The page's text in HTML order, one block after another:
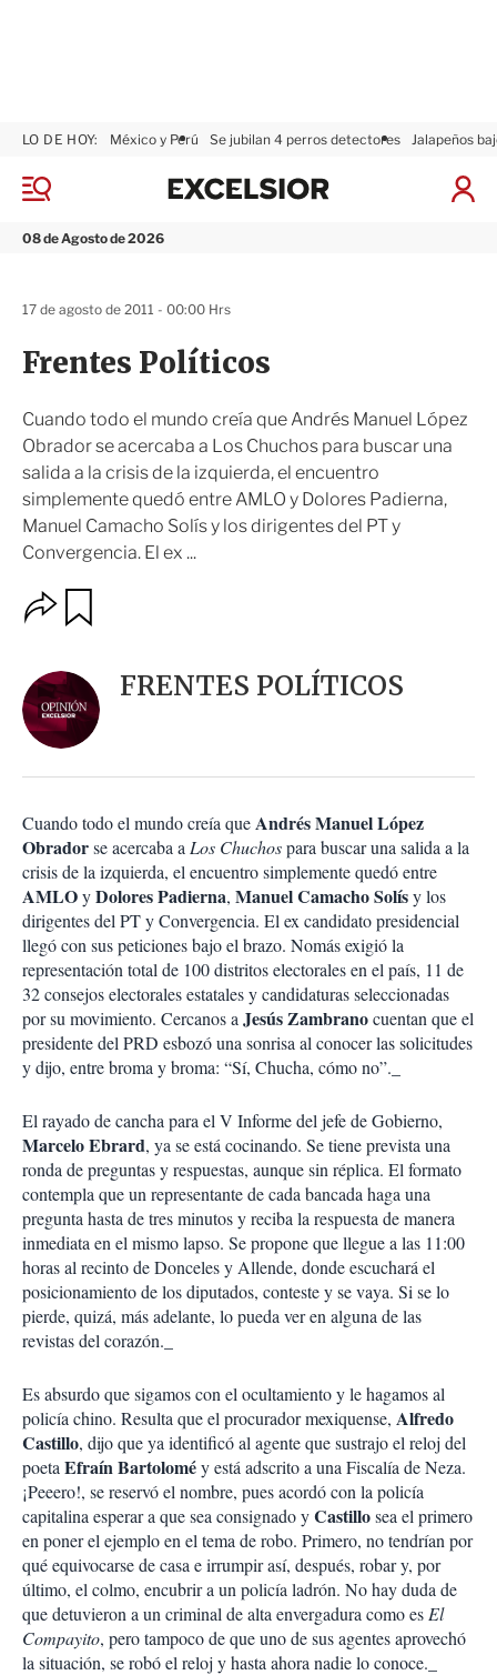
M
n
08 de Agosto de 2026
LO DE HOY: México y Perú Se jubilan 4 perros detectores Jalapeños
I
ó
x
Frentes Políticos
Cuando todo el mundo creía que Andrés Manuel López
Obrador se acercaba a Los Chuchos para buscar una
salida a la crisis de la izquierda, el encuentro
simplemente quedó entre AMLO y Dolores Padierna,
Manuel Camacho Solís y los dirigentes del PT y
Convergencia. El ex ...
17 de agosto de 2011 - 00:00 Hrs
O
p
o
n
e
s
o
m
p
a
r
i
r
a
r
FRENTES POLÍTICOS
Cuando todo el mundo creía queAndrés Manuel López
Obradorse acercaba a Los Chuchospara buscar una salida a la
crisis de la izquierda, el encuentro simplemente quedó entre
AMLOyDolores Padierna, Manuel Camacho Solísy los
dirigentes del PT y Convergencia. El ex candidato presidencial
llegó con sus peticiones bajo el brazo. Nomás exigió la
representación total de 100 distritos electorales en el país, 11 de
32 consejos electorales estatales y candidaturas seleccionadas
por su movimiento. Cercanos a Jesús Zambranocuentan que el
presidente del PRD esbozó una sonrisa al conocer las solicitudes
y dijo, entre broma y broma: “Sí, Chucha, cómo no”._
El rayado de cancha para el V Informe del jefe de Gobierno,
Marcelo Ebrard, ya se está cocinando. Se tiene prevista una
ronda de preguntas y respuestas, aunque sin réplica. El formato
contempla que un representante de cada bancada haga una
pregunta hasta de tres minutos y reciba la respuesta de manera
inmediata en el mismo lapso. Se propone que llegue a las 11:00
horas al recinto de Donceles y Allende, donde escuchará el
posicionamiento de los diputados, conteste y se vaya. Si se lo
pierde, quizá, más adelante, lo pueda ver en alguna de las
revistas del corazón._
Es absurdo que sigamos con el ocultamiento y le hagamos al
policía chino. Resulta que el procurador mexiquense, Alfredo
Castillo, dijo que ya identificó al agente que sustrajo el reloj del
poeta Efraín Bartoloméy está adscrito a una Fiscalía de Neza.
¡Peeero!, se reservó el nombre, pues acordó con la policía
capitalina esperar a que sea consignado yCastillosea el primero
en poner el ejemplo en el tema de robo. Primero, no tendrían por
qué equivocarse de casa e irrumpir así, después, robar y, por
último, el colmo, encubrir a un policía ladrón. No hay duda de
que detuvieron a un criminal de alta envergadura como es El
Compayito, pero tampoco de que uno de sus agentes aprovechó
la situación, se robó el reloj y hasta ahora nadie lo conoce._